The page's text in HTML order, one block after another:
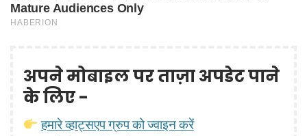
अपने मोबाइल पर ताज़ा अपडेट पाने
के लिए -
हमारे व्हाट्सएप ग्रुप को ज्वाइन करें